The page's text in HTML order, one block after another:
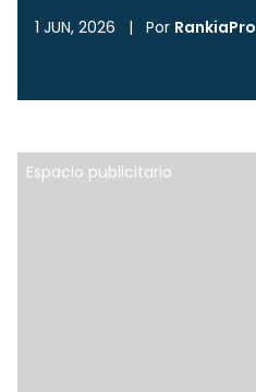
1 JUN, 2026 | Por RankiaPro
Espacio publicitario